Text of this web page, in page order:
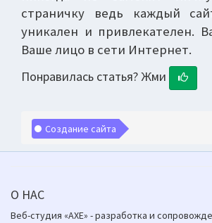
страничку ведь каждый
уникален и привлекателен.
Ваше лицо в сети Интернет.
Понравилась статья? Жми
Создание сайта
О НАС
Веб-студия «AXE» - разработка и